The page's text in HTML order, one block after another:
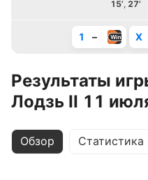
15’, 27’
1 – X
Результаты
Лодзь II 11
Обзор Статистика